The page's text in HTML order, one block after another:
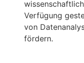
Verfügung
von
fördern.